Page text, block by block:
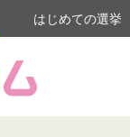
はじめての選挙